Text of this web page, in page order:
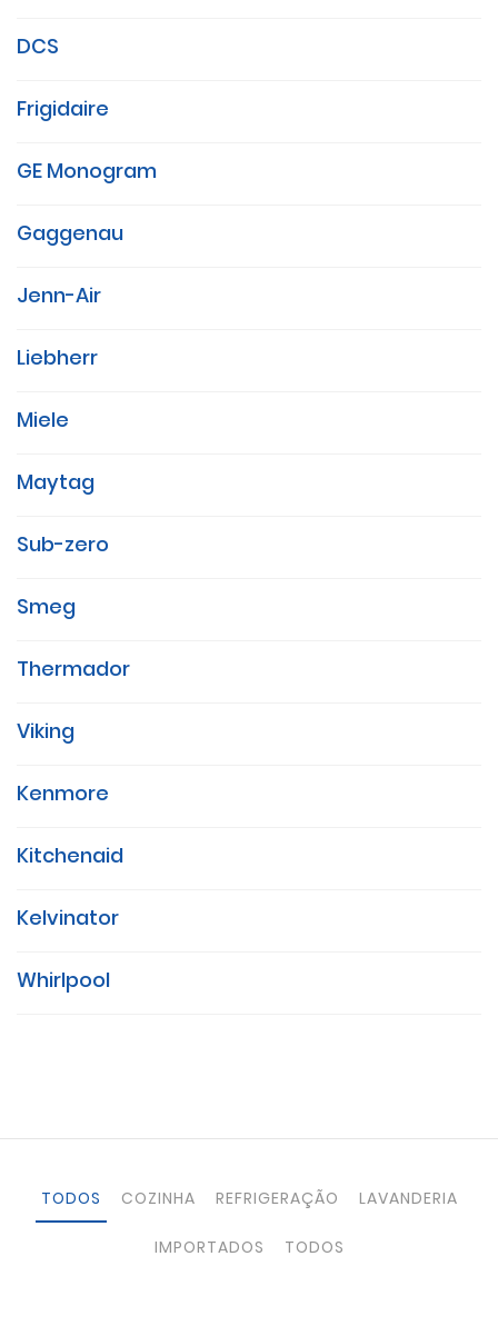
DCS
Frigidaire
GE Monogram
Gaggenau
Jenn-Air
Liebherr
Miele
Maytag
Sub-zero
Smeg
Thermador
Viking
Kenmore
Kitchenaid
Kelvinator
Whirlpool
TODOS COZINHA REFRIGERAÇÃO LAVANDERIA
IMPORTADOS TODOS